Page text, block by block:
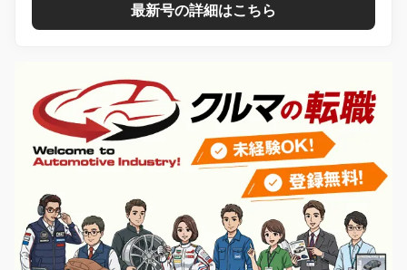
最新号の詳細はこちら